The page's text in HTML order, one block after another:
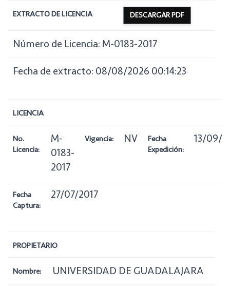
EXTRACTO DE LICENCIA DESCARGAR PDF
Número de Licencia: M-0183-2017
Fecha de extracto: 08/08/2026 00:14:23
LICENCIA
No.
Licencia:
M-
0183-
2017
Vigencia: NV
Fecha
Expedición:
13/09/
Fecha
Captura:
27/07/2017
PROPIETARIO
Nombre: UNIVERSIDAD DE GUADALAJARA